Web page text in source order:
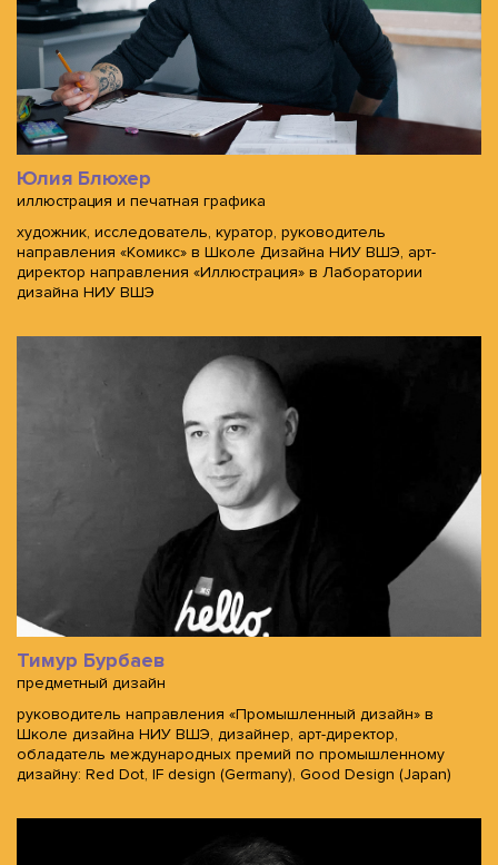
Юлия Блюхер
иллюстрация и печатная графика
художник, исследователь, куратор, руководитель
направления «Комикс» в Школе Дизайна НИУ ВШЭ, арт-
директор направления «Иллюстрация» в Лаборатории
дизайна НИУ ВШЭ
Тимур Бурбаев
предметный дизайн
руководитель направления «Промышленный дизайн» в
Школе дизайна НИУ ВШЭ, дизайнер, арт-директор,
обладатель международных премий по промышленному
дизайну: Red Dot, IF design (Germany), Good Design (Japan)